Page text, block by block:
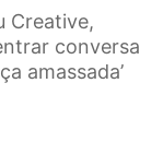
Creative,
conversa
amassada’